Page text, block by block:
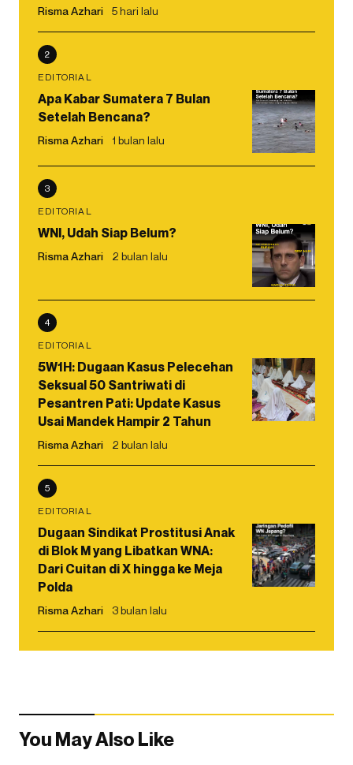
Risma Azhari 5 hari lalu
2
EDITORIAL
Apa Kabar Sumatera 7 Bulan
Setelah Bencana?
Risma Azhari 1 bulan lalu
3
EDITORIAL
WNI, Udah Siap Belum?
Risma Azhari 2 bulan lalu
4
EDITORIAL
5W1H: Dugaan Kasus Pelecehan
Seksual 50 Santriwati di
Pesantren Pati: Update Kasus
Usai Mandek Hampir 2 Tahun
Risma Azhari 2 bulan lalu
5
EDITORIAL
Dugaan Sindikat Prostitusi Anak
di Blok M yang Libatkan WNA:
Dari Cuitan di X hingga ke Meja
Polda
Risma Azhari 3 bulan lalu
You May Also Like